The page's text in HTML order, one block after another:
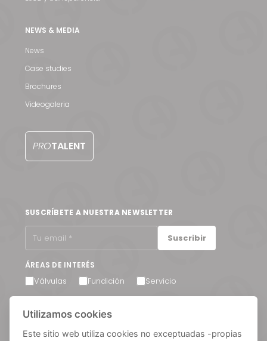
NEWS & MEDIA
News
Case studies
Brochures
Videogaleria
PROTALENT
SUSCRÍBETE A NUESTRA NEWSLETTER
Suscribir
ÁREAS DE INTERÉS
Válvulas Fundición Servicio
Puede cancelar su suscripción en cualquier momento a
nuestros correos electrónicos.
Utilizamos cookies
Este sitio web utiliza cookies no exceptuadas -propias